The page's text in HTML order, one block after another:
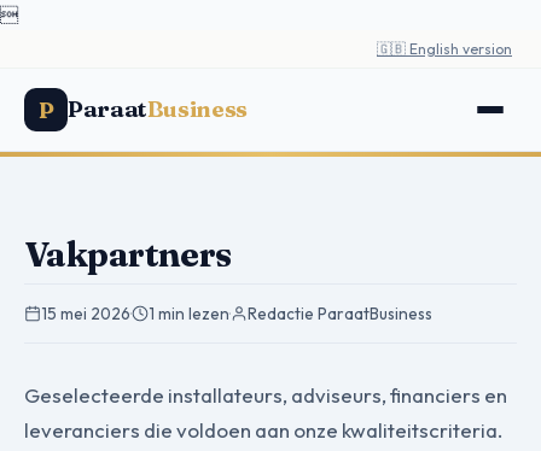

🇬🇧 English version
P ParaatBusiness
Vakpartners
15 mei 2026· 1 min lezen· Redactie ParaatBusiness
Geselecteerde installateurs, adviseurs, financiers en
leveranciers die voldoen aan onze kwaliteitscriteria.